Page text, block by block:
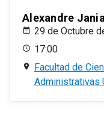
Alexandre
29 de Octubre
17:00
Facultad de
Administrativas